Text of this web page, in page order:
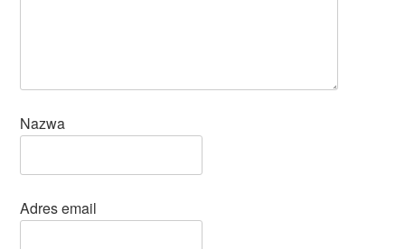
Nazwa
Adres email